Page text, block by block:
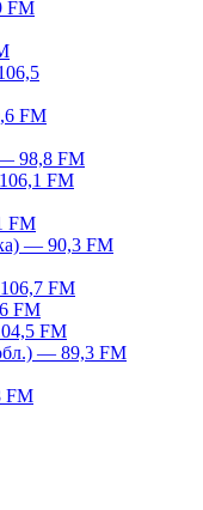
FM
FM
98,8 FM
FM
FM
— 90,3 FM
FM
FM
FM
— 89,3 FM
FM